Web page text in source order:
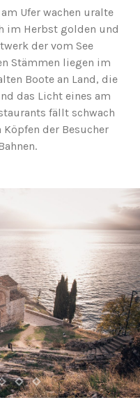
Ufer wachen uralte
im Herbst golden und
der vom See
Stämmen liegen im
Boote an Land, die
das Licht eines am
fällt schwach
der Besucher